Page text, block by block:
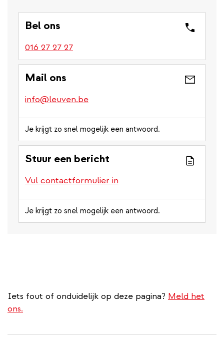
Bel ons
016 27 27 27
Mail ons
info@leuven.be
Je krijgt zo snel mogelijk een antwoord.
Stuur een bericht
Vul contactformulier in
Je krijgt zo snel mogelijk een antwoord.
Iets fout of onduidelijk op deze pagina? Meld het
ons.